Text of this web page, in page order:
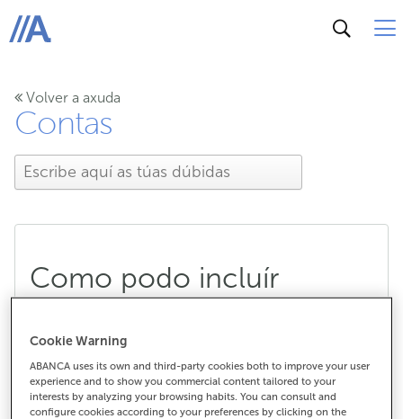
ABANCA
Volver a axuda
Contas
Como podo incluír
nunha conta?
Cookie Warning
ABANCA uses its own and third-party cookies both to improve your user
experience and to show you commercial content tailored to your
interests by analyzing your browsing habits. You can consult and
configure cookies according to your preferences by clicking on the